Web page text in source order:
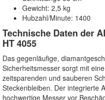
Gewicht: 2,5 kg
Hubzahl/Minute: 1400
Technische Daten der
HT 4055
Das gegenläufige,
Sicherheitsmesser sorgt mit
zeitsparenden und sauberen
Steckenbleiben. Der integrierte
hochwertige Messer vor